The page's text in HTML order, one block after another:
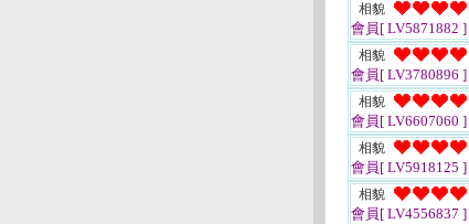
相貌
會員[ LV5871882 ]
相貌
會員[ LV3780896 ]
相貌
會員[ LV6607060 ]
相貌
會員[ LV5918125 ]
相貌
會員[ LV4556837 ]